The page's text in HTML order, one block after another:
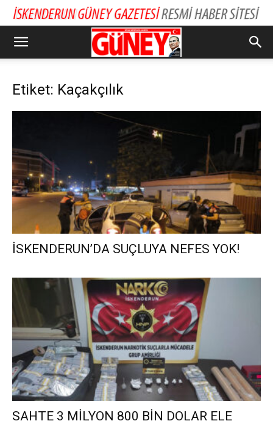
Etiket: Kaçakçılık
İSKENDERUN’DA SUÇLUYA NEFES YOK!
SAHTE 3 MİLYON 800 BİN DOLAR ELE